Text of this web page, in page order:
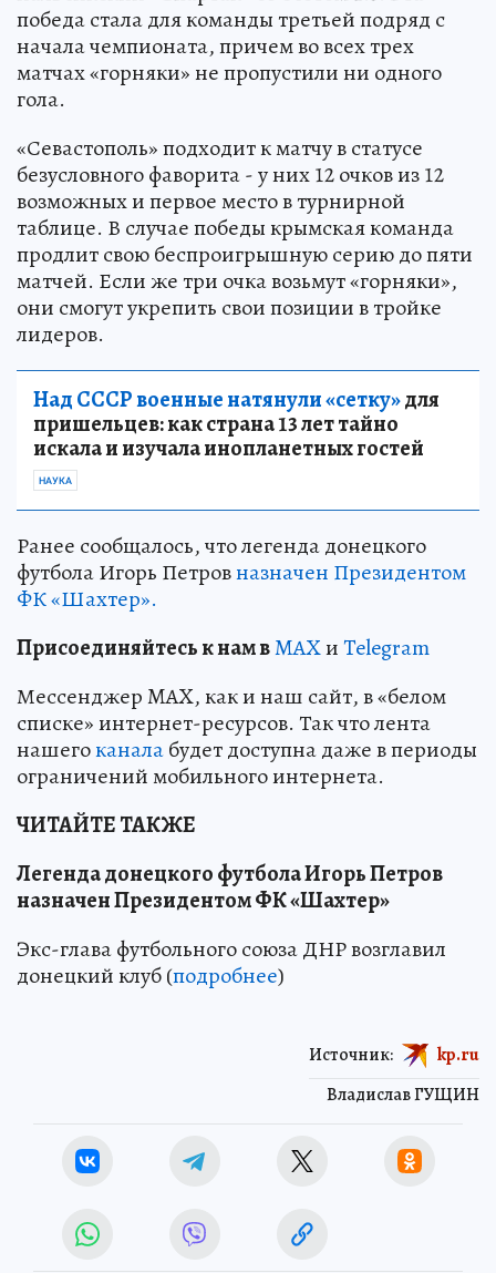
победа стала для команды третьей подряд с
начала чемпионата, причем во всех трех
матчах «горняки» не пропустили ни одного
гола.
«Севастополь» подходит к матчу в статусе
безусловного фаворита - у них 12 очков из 12
возможных и первое место в турнирной
таблице. В случае победы крымская команда
продлит свою беспроигрышную серию до пяти
матчей. Если же три очка возьмут «горняки»,
они смогут укрепить свои позиции в тройке
лидеров.
Над СССР военные натянули «сетку»для
пришельцев: как страна 13 лет тайно
искала и изучала инопланетных гостей
НАУКА
Ранее сообщалось, что легенда донецкого
футбола Игорь Петровназначен Президентом
ФК «Шахтер».
Присоединяйтесь к нам вMAXиTelegram
Мессенджер MAX, как и наш сайт, в «белом
списке» интернет-ресурсов. Так что лента
нашегоканалабудет доступна даже в периоды
ограничений мобильного интернета.
ЧИТАЙТЕ ТАКЖЕ
Легенда донецкого футбола Игорь Петров
назначен Президентом ФК «Шахтер»
Экс-глава футбольного союза ДНР возглавил
донецкий клуб (подробнее)
Владислав ГУЩИН
Источник: kp.ru